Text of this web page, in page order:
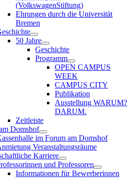
(VolkswagenStiftung)
Ehrungen durch die Universität
Bremen
50 Jahre
Geschichte
Programm
OPEN CAMPUS
WEEK
CAMPUS CITY
Publikation
Ausstellung WARUM?
DARUM.
Zeitleiste
Domshof
im Forum am Domshof
Veranstaltungsräume
Karriere
und Professoren
Informationen für Bewerberinnen